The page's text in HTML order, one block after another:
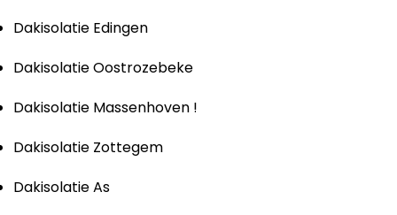
Dakisolatie Edingen
Dakisolatie Oostrozebeke
Dakisolatie Massenhoven !
Dakisolatie Zottegem
Dakisolatie As